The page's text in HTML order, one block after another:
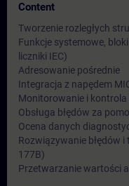
Content
Tworzenie rozległych
Funkcje systemowe,
liczniki IEC)
Adresowanie pośrednie
Integracja z napędem
Monitorowanie i kontrola
Obsługa błędów za
Ocena danych
Rozwiązywanie błędów
177B)
Przetwarzanie wartości